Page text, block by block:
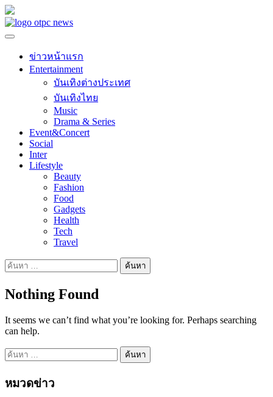
Skip
to
ข่าวหน้าแรก
Entertainment
บันเทิงต่างประเทศ
บันเทิงไทย
Music
Drama & Series
Event&Concert
Social
Inter
Lifestyle
Beauty
Fashion
Food
Gadgets
Health
Tech
Travel
ค้นหา
Nothing Found
It seems we can’t find what you’re looking for. Perhaps searching
can help.
ค้นหา
หมวดข่าว